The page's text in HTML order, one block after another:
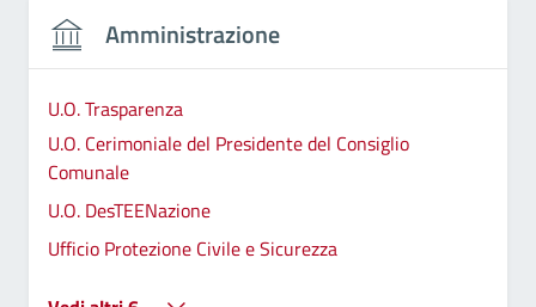
Amministrazione
U.O. Trasparenza
U.O. Cerimoniale del Presidente del Consiglio
Comunale
U.O. DesTEENazione
Ufficio Protezione Civile e Sicurezza